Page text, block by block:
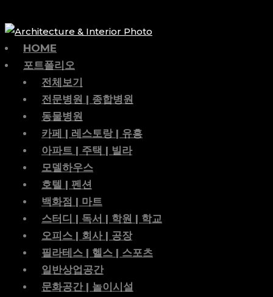
HOME
포트폴리오
전체보기
전문병원 | 종합병원
동물병원
카페 | 레스토랑 | 유흥
아파트 | 주택 | 빌라
모델하우스
호텔 | 펜션
백화점 | 마트
스터디 | 독서 | 학원 | 학교
오피스 | 회사 | 공장
필라테스 | 헬스 | 스포츠
일반상업공간
문화공간 | 놀이시설